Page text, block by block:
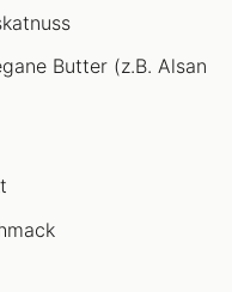
Butter (z.B. Alsan